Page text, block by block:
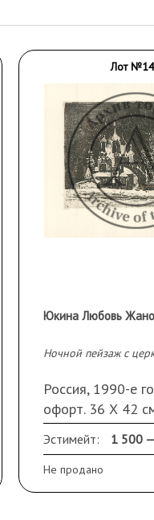
Лот
Юкина Любовь
Ночной пейзаж с
Россия, 1990-е
офорт. 36 Х 42
Эстимейт: 1 500
Не продано